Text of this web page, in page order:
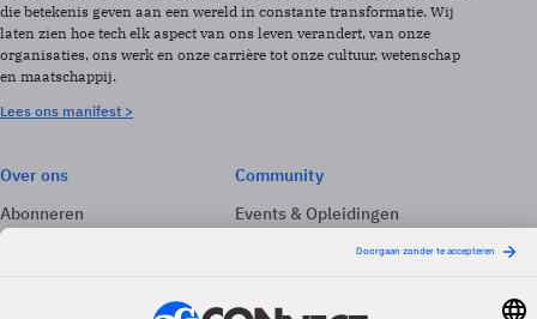
die betekenis geven aan een wereld in constante transformatie. Wij
laten zien hoe tech elk aspect van ons leven verandert, van onze
organisaties, ons werk en onze carrière tot onze cultuur, wetenschap
en maatschappij.
Lees ons manifest >
Over ons
Abonneren
Adverteren
Community
Events & Opleidingen